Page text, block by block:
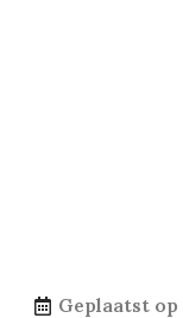
Geplaatst op